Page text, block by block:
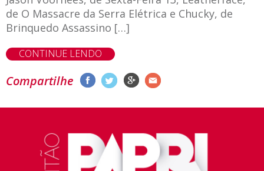
de O Massacre da Serra Elétrica e Chucky, de
Brinquedo Assassino […]
CONTINUE LENDO
Compartilhe